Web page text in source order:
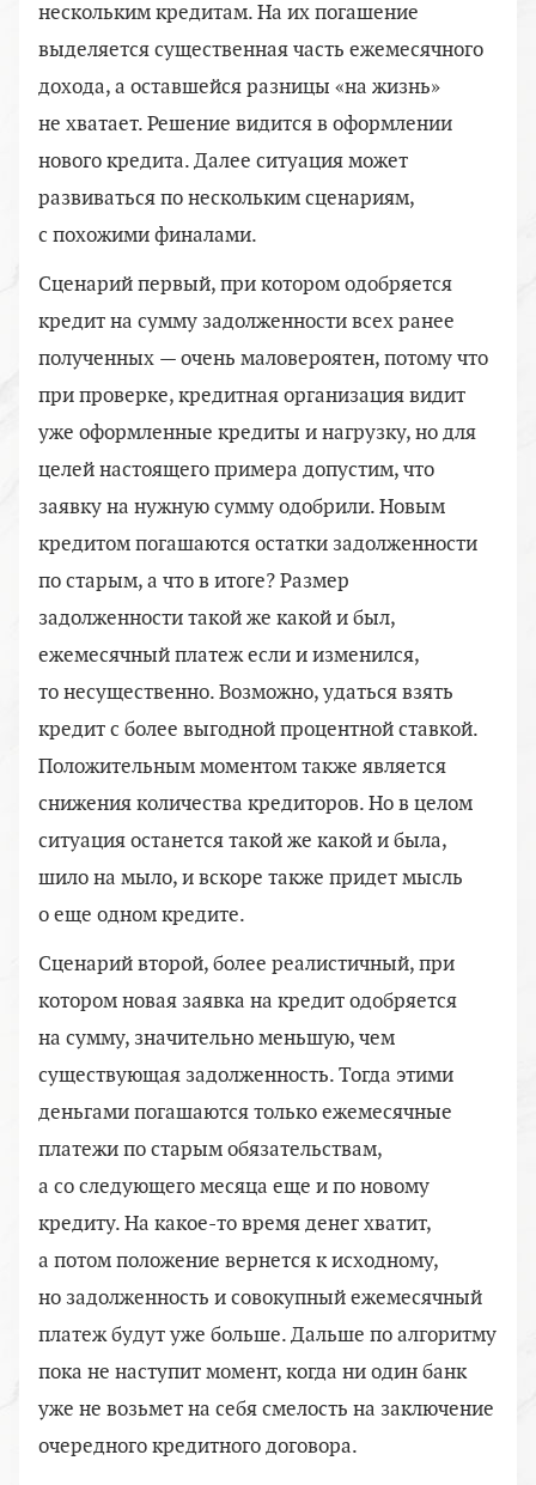
нескольким кредитам. На их погашение
выделяется существенная часть ежемесячного
дохода, а оставшейся разницы «на жизнь»
не хватает. Решение видится в оформлении
нового кредита. Далее ситуация может
развиваться по нескольким сценариям,
с похожими финалами.
Сценарий первый, при котором одобряется
кредит на сумму задолженности всех ранее
полученных — очень маловероятен, потому что
при проверке, кредитная организация видит
уже оформленные кредиты и нагрузку, но для
целей настоящего примера допустим, что
заявку на нужную сумму одобрили. Новым
кредитом погашаются остатки задолженности
по старым, а что в итоге? Размер
задолженности такой же какой и был,
ежемесячный платеж если и изменился,
то несущественно. Возможно, удаться взять
кредит с более выгодной процентной ставкой.
Положительным моментом также является
снижения количества кредиторов. Но в целом
ситуация останется такой же какой и была,
шило на мыло, и вскоре также придет мысль
о еще одном кредите.
Сценарий второй, более реалистичный, при
котором новая заявка на кредит одобряется
на сумму, значительно меньшую, чем
существующая задолженность. Тогда этими
деньгами погашаются только ежемесячные
платежи по старым обязательствам,
а со следующего месяца еще и по новому
кредиту. На какое-то время денег хватит,
а потом положение вернется к исходному,
но задолженность и совокупный ежемесячный
платеж будут уже больше. Дальше по алгоритму
пока не наступит момент, когда ни один банк
уже не возьмет на себя смелость на заключение
очередного кредитного договора.